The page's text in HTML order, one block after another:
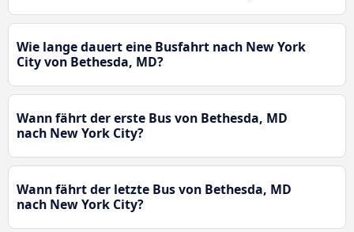
Wie lange dauert eine Busfahrt nach New York
City von Bethesda, MD?
Wann fährt der erste Bus von Bethesda, MD
nach New York City?
Wann fährt der letzte Bus von Bethesda, MD
nach New York City?